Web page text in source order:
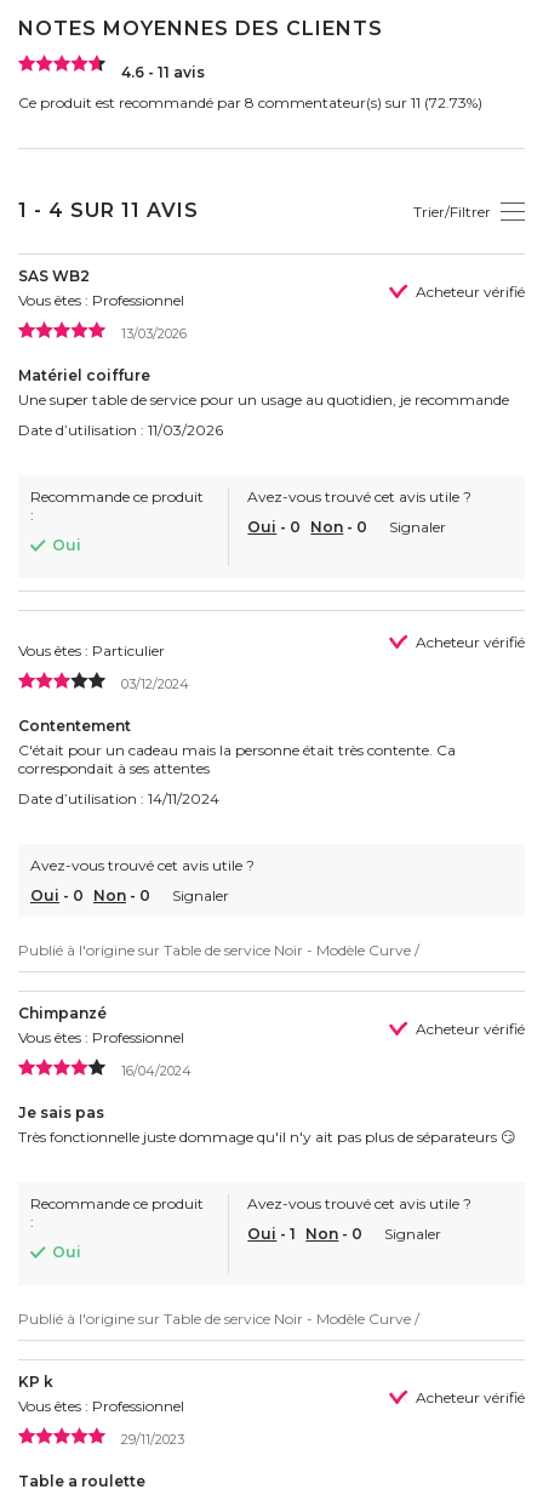
NOTES MOYENNES DES CLIENTS
4.6 - 11 avis
Ce produit est recommandé par 8 commentateur(s) sur 11 (72.73%)
1 - 4 SUR 11 AVIS Trier/Filtrer
SAS WB2
Vous êtes : Professionnel
Acheteur vérifié
13/03/2026
Matériel coiffure
Une super table de service pour un usage au quotidien, je recommande
Date d’utilisation : 11/03/2026
Recommande ce produit
:
Oui
Avez-vous trouvé cet avis utile ?
Oui - 0 Non - 0 Signaler
Vous êtes : Particulier Acheteur vérifié
03/12/2024
Contentement
C'était pour un cadeau mais la personne était très contente. Ca
correspondait à ses attentes
Date d’utilisation : 14/11/2024
Avez-vous trouvé cet avis utile ?
Oui - 0 Non - 0 Signaler
Publié à l'origine sur Table de service Noir - Modèle Curve /
Chimpanzé
Vous êtes : Professionnel
Acheteur vérifié
16/04/2024
Je sais pas
Très fonctionnelle juste dommage qu'il n'y ait pas plus de séparateurs 😏
Recommande ce produit
:
Oui
Avez-vous trouvé cet avis utile ?
Oui -1 Non - 0 Signaler
Publié à l'origine sur Table de service Noir - Modèle Curve /
KP k
Vous êtes : Professionnel
Acheteur vérifié
29/11/2023
Table a roulette